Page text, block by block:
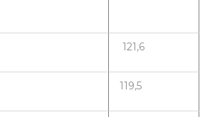
121,6
119,5